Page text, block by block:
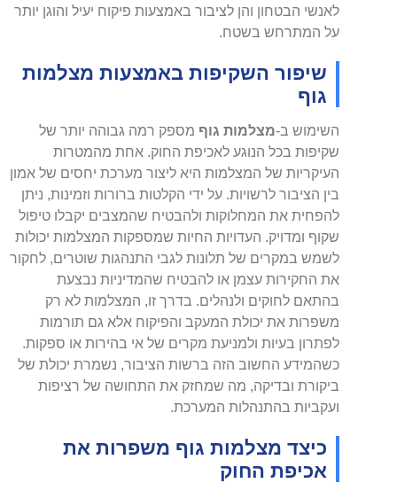
לאנשי הבטחון והן לציבור באמצעות פיקוח יעיל והוגן יותר
על המתרחש בשטח.
שיפור השקיפות באמצעות מצלמות
גוף
השימוש ב-מצלמות גוף מספק רמה גבוהה יותר של
שקיפות בכל הנוגע לאכיפת החוק. אחת מהמטרות
העיקריות של המצלמות היא ליצור מערכת יחסים של אמון
בין הציבור לרשויות. על ידי הקלטות ברורות וזמינות, ניתן
להפחית את המחלוקות ולהבטיח שהמצבים יקבלו טיפול
שקוף ומדויק. העדויות החיות שמספקות המצלמות יכולות
לשמש במקרים של תלונות לגבי התנהגות שוטרים, לחקור
את החקירות עצמן או להבטיח שהמדיניות נבצעת
בהתאם לחוקים ולנהלים. בדרך זו, המצלמות לא רק
משפרות את יכולת המעקב והפיקוח אלא גם תורמות
לפתרון בעיות ולמניעת מקרים של אי בהירות או ספקות.
כשהמידע החשוב הזה ברשות הציבור, נשמרת יכולת של
ביקורת ובדיקה, מה שמחזק את התחושה של רציפות
ועקביות בהתנהלות המערכת.
כיצד מצלמות גוף משפרות את
אכיפת החוק